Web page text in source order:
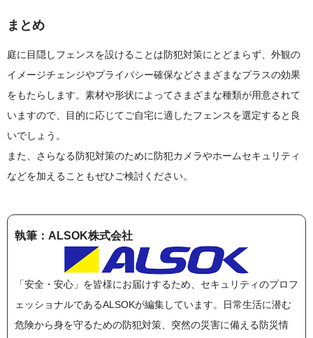
まとめ
庭に目隠しフェンスを設けることは防犯対策にとどまらず、外観の
イメージチェンジやプライバシー確保などさまざまなプラスの効果
をもたらします。素材や形状によってさまざまな種類が用意されて
いますので、目的に応じてご自宅に適したフェンスを選定すると良
いでしょう。
また、さらなる防犯対策のために防犯カメラやホームセキュリティ
などを加えることもぜひご検討ください。
執筆：ALSOK株式会社
「安全・安心」を皆様にお届けするため、セキュリティのプロフ
ェッショナルであるALSOKが編集しています。日常生活に潜む
危険から身を守るための防犯対策、突然の災害に備える防災情